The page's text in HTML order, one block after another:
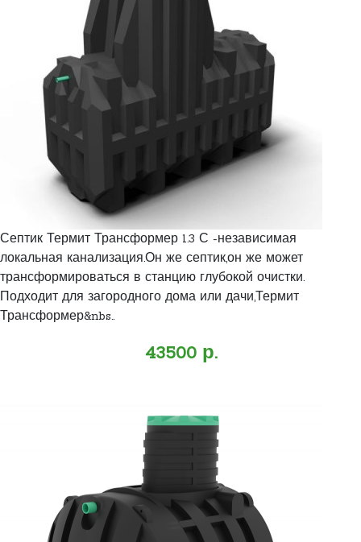
Септик Термит Трансформер 1.3 С -независимая
локальная канализация.Он же септик,он же может
трансформироваться в станцию глубокой очистки.
Подходит для загородного дома или дачи,Термит
Трансформер&nbs..
43500 р.